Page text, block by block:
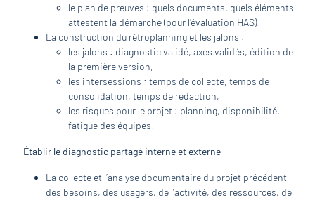
le plan de preuves : quels documents, quels éléments
attestent la démarche (pour l’évaluation HAS).
La construction du rétroplanning et les jalons :
les jalons : diagnostic validé, axes validés, édition de
la première version,
les intersessions : temps de collecte, temps de
consolidation, temps de rédaction,
les risques pour le projet : planning, disponibilité,
fatigue des équipes.
Établir le diagnostic partagé interne et externe
La collecte et l’analyse documentaire du projet précédent,
des besoins, des usagers, de l’activité, des ressources, de